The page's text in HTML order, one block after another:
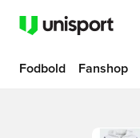
Fodbold Fanshop